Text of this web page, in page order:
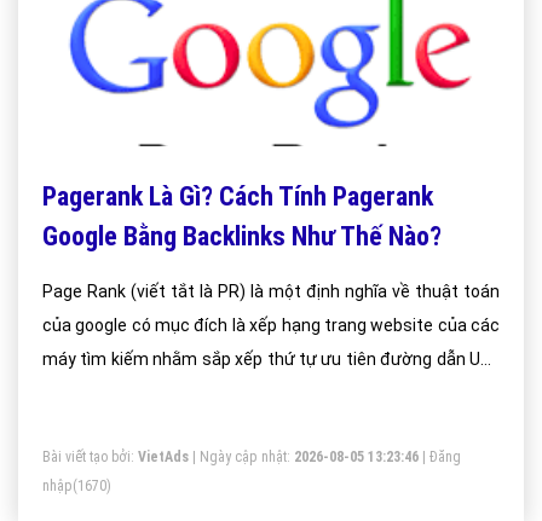
Pagerank Là Gì? Cách Tính Pagerank
Google Bằng Backlinks Như Thế Nào?
Page Rank (viết tắt là PR) là một định nghĩa về thuật toán
của google có mục đích là xếp hạng trang website của các
máy tìm kiếm nhằm sắp xếp thứ tự ưu tiên đường dẫn URL
Bài viết tạo bởi: VietAds | Ngày cập nhật: 2026-08-05 13:23:46
Đăng
nhập(1670)